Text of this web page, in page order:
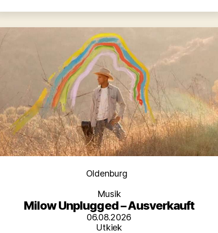
Kategorien
Oldenburg
Musik
Milow Unplugged – Ausverkauft
06.08.2026
Utkiek